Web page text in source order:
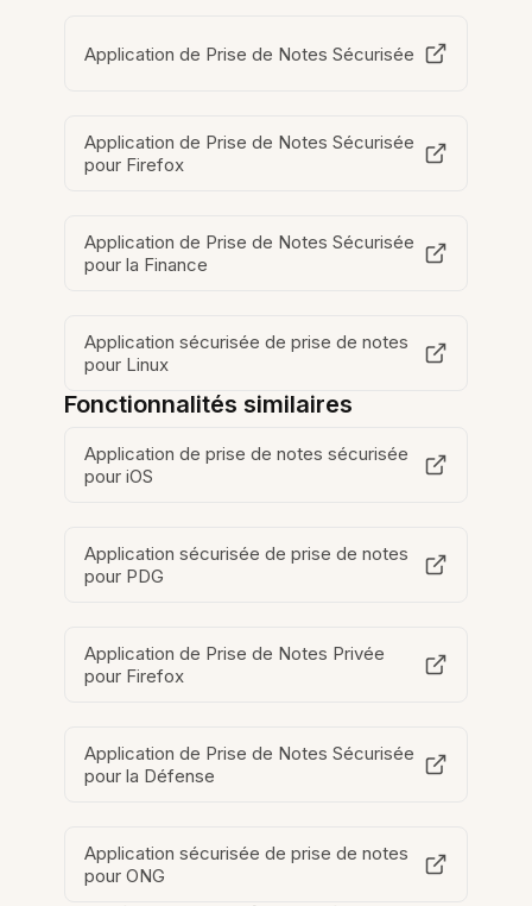
Application de Prise de Notes Sécurisée
Application de Prise de Notes Sécurisée
pour Firefox
Application de Prise de Notes Sécurisée
pour la Finance
Application sécurisée de prise de notes
pour Linux
Fonctionnalités similaires
Application de prise de notes sécurisée
pour iOS
Application sécurisée de prise de notes
pour PDG
Application de Prise de Notes Privée
pour Firefox
Application de Prise de Notes Sécurisée
pour la Défense
Application sécurisée de prise de notes
pour ONG